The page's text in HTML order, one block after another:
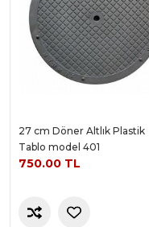
27 cm Döner Altlık Plastik
Tablo model 401
750.00 TL